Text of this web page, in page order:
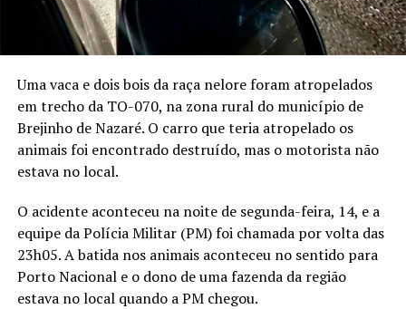
Uma vaca e dois bois da raça nelore foram atropelados
em trecho da TO-070, na zona rural do município de
Brejinho de Nazaré. O carro que teria atropelado os
animais foi encontrado destruído, mas o motorista não
estava no local.
O acidente aconteceu na noite de segunda-feira, 14, e a
equipe da Polícia Militar (PM) foi chamada por volta das
23h05. A batida nos animais aconteceu no sentido para
Porto Nacional e o dono de uma fazenda da região
estava no local quando a PM chegou.